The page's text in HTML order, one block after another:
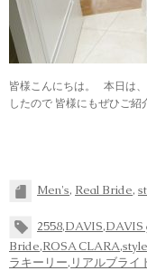
皆様こんにちは。 本日は
したので 皆様にもぜひご紹
Men's, Real Bride,
2558,DAVIS,DAVIS
Bride,ROSA CLARA,
ラキーリー, リアルブライ